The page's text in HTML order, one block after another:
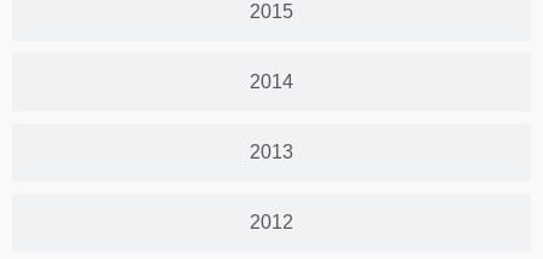
2015
2014
2013
2012